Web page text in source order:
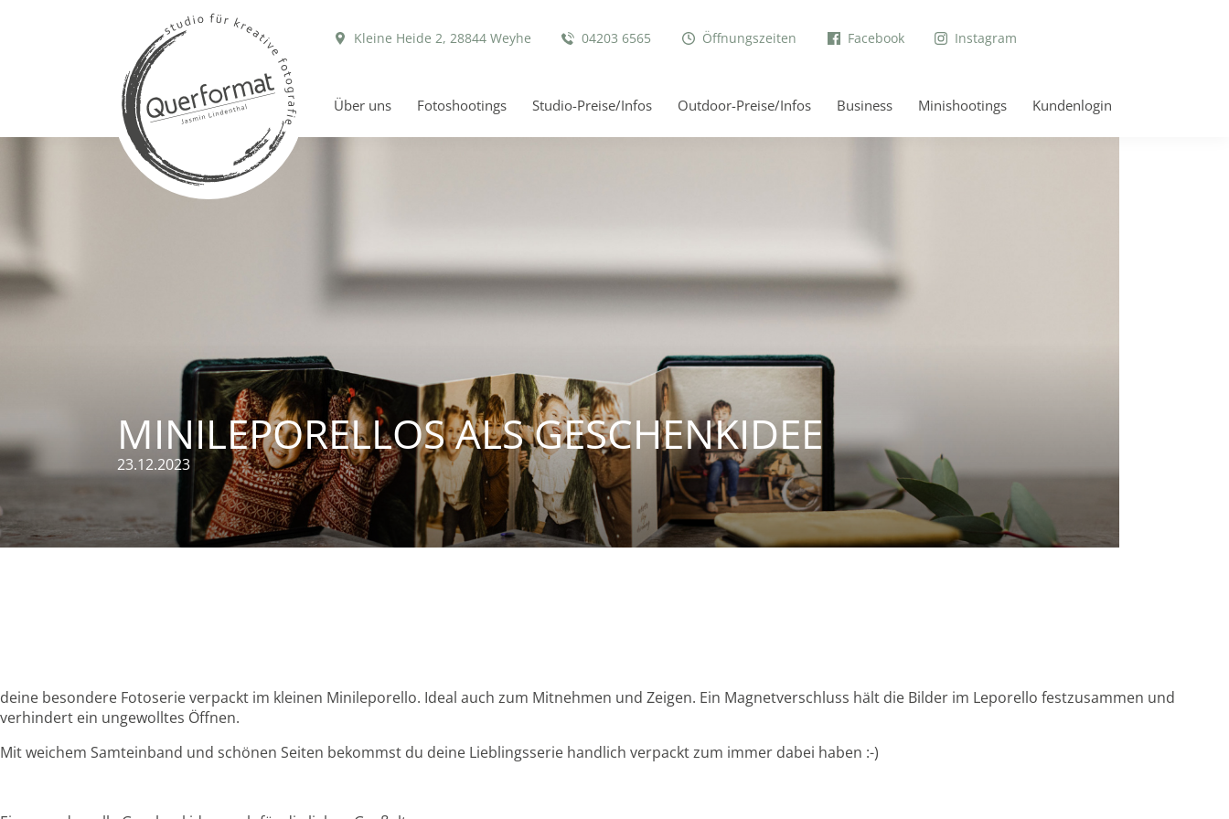
Kleine Heide 2, 28844 Weyhe 04203 6565 Öffnungszeiten Facebook Instagram
Über uns Fotoshootings Studio-Preise/Infos Outdoor-Preise/Infos Business Minishootings Kundenlogin
MINILEPORELLOS ALS GESCHENKIDEE
23.12.2023
deine besondere Fotoserie verpackt im kleinen Minileporello. Ideal auch zum Mitnehmen und Zeigen. Ein Magnetverschluss hält die Bilder im Leporello festzusammen und
verhindert ein ungewolltes Öffnen.
Mit weichem Samteinband und schönen Seiten bekommst du deine Lieblingsserie handlich verpackt zum immer dabei haben :-)